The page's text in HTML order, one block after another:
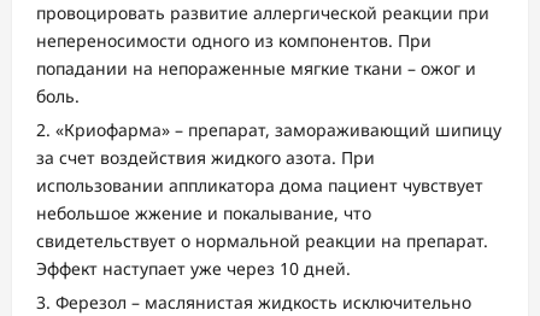
провоцировать развитие аллергической реакции при
непереносимости одного из компонентов. При
попадании на непораженные мягкие ткани – ожог и
боль.
«Криофарма» – препарат, замораживающий шипицу
за счет воздействия жидкого азота. При
использовании аппликатора дома пациент чувствует
небольшое жжение и покалывание, что
свидетельствует о нормальной реакции на препарат.
Эффект наступает уже через 10 дней.
Ферезол – маслянистая жидкость исключительно